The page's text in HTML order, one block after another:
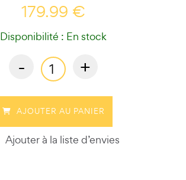
179.99 €
Disponibilité : En stock
- +
AJOUTER AU PANIER
Ajouter à la liste d’envies